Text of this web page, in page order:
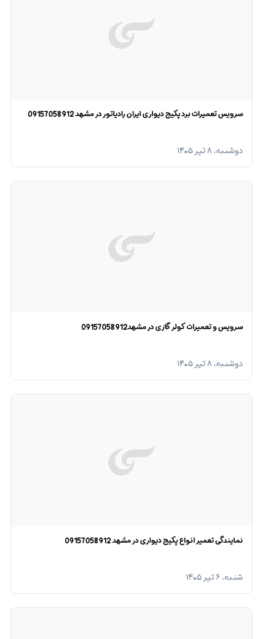
سرویس تعمیرات برد پکیج دیواری ایران رادیاتور در مشهد 09157058912
دوشنبه، ۸ تیر ۱۴۰۵
سرویس و تعمیرات کولر گازی در مشهد09157058912
دوشنبه، ۸ تیر ۱۴۰۵
نمایندگی تعمیر انواع پکیج دیواری در مشهد 09157058912
شنبه، ۶ تیر ۱۴۰۵